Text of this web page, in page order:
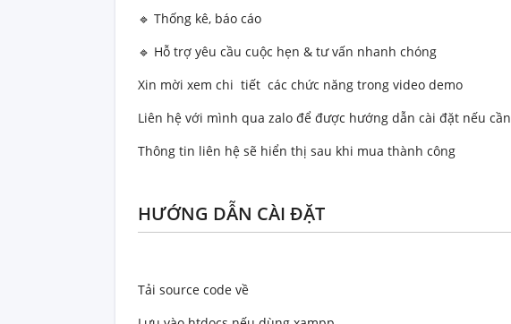
🔹 Thống kê, báo cáo
🔹 Hỗ trợ yêu cầu cuộc hẹn & tư vấn nhanh chóng
Xin mời xem chi tiết các chức năng trong video demo
Liên hệ với mình qua zalo để được hướng dẫn cài đặt nếu cần
Thông tin liên hệ sẽ hiển thị sau khi mua thành công
HƯỚNG DẪN CÀI ĐẶT
Tải source code về